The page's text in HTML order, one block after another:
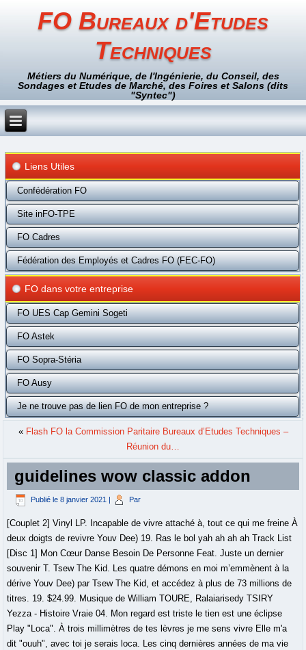
FO Bureaux d'Etudes
Techniques
Métiers du Numérique, de l'Ingénierie, du Conseil, des
Sondages et Etudes de Marché, des Foires et Salons (dits
"Syntec")
Liens Utiles
Confédération FO
Site inFO-TPE
FO Cadres
Fédération des Employés et Cadres FO (FEC-FO)
FO dans votre entreprise
FO UES Cap Gemini Sogeti
FO Astek
FO Sopra-Stéria
FO Ausy
Je ne trouve pas de lien FO de mon entreprise ?
« Flash FO la Commission Paritaire Bureaux d’Etudes Techniques –
Réunion du…
guidelines wow classic addon
Publié le 8 janvier 2021 Par
[Couplet 2] Vinyl LP. Incapable de vivre attaché à, tout ce qui me freine À
deux doigts de revivre Youv Dee) 19. Ras le bol yah ah ah ah Track List
[Disc 1] Mon Cœur Danse Besoin De Personne Feat. Juste un dernier
souvenir T. Tsew The Kid. Les quatre démons en moi m’emmènent à la
dérive Youv Dee) par Tsew The Kid, et accédez à plus de 73 millions de
titres. 19. $24.99. Musique de William TOURE, Ralaiarisedy TSIRY
Yezza - Histoire Vraie 04. Mon regard est triste le tien est une éclipse
Play "Loca". À trois millimètres de tes lèvres je me sens vivre Elle m'a
dit "ouuh", avec toi je serais loca. Les cinq dernières années de ma vie